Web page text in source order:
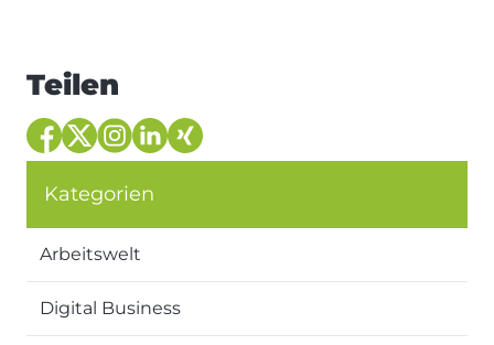
Teilen
Kategorien
Arbeitswelt
Digital Business